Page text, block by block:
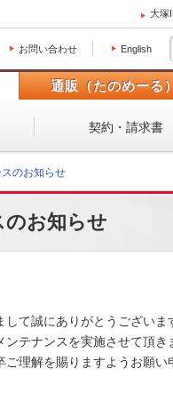
大塚
お問い合わせ English
通販（たのめーる）
契約・請求書
のお知らせ
のお知らせ
て誠にありがとうございま
テナンスを実施させて頂き
理解を賜りますようお願い